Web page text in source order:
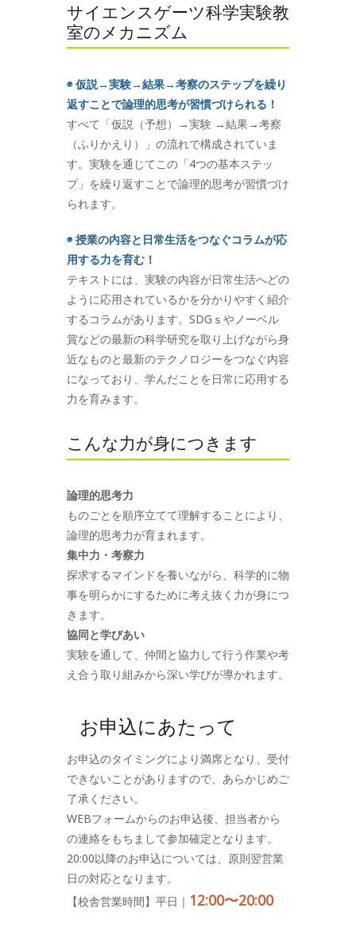
サイエンスゲーツ科学実験教
室のメカニズム
◉ 仮説→実験→結果→考察のステップを繰り
返すことで論理的思考が習慣づけられる！
すべて「仮説（予想）→実験 →結果→考察
（ふりかえり）」の流れで構成されていま
す。実験を通じてこの「4つの基本ステッ
プ」を繰り返すことで論理的思考が習慣づけ
られます。
◉ 授業の内容と日常生活をつなぐコラムが応
用する力を育む！
テキストには、実験の内容が日常生活へどの
ように応用されているかを分かりやすく紹介
するコラムがあります。SDGｓやノーベル
賞などの最新の科学研究を取り上げながら身
近なものと最新のテクノロジーをつなぐ内容
になっており、学んだことを日常に応用する
力を育みます。
こんな力が身につきます
論理的思考力
ものごとを順序立てて理解することにより、
論理的思考力が育まれます。
集中力・考察力
探求するマインドを養いながら、科学的に物
事を明らかにするために考え抜く力が身につ
きます。
協同と学びあい
実験を通して、仲間と協力して行う作業や考
え合う取り組みから深い学びが導かれます。
お申込にあたって
お申込のタイミングにより満席となり、受付
できないことがありますので、あらかじめご
了承ください。
WEBフォームからのお申込後、担当者から
の連絡をもちまして参加確定となります。
20:00以降のお申込については、原則翌営業
日の対応となります。
【校舎営業時間】平日｜ 12:00〜20:00